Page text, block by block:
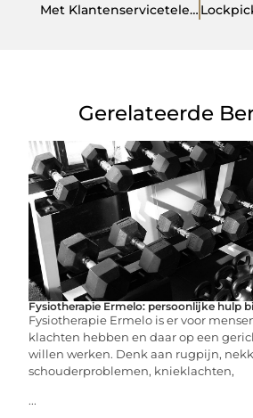
Met Klantenservicetelefoon bel je Telfort en Otto supersnel
Gerelateerde
Fysiotherapie Ermelo: persoonlijke hulp
Fysiotherapie Ermelo is er voor
klachten hebben en daar op een
willen werken. Denk aan rugpijn,
schouderproblemen, knieklachten,
...